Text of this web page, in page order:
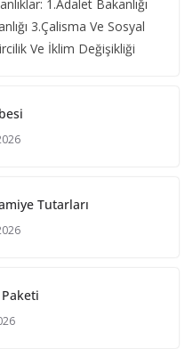
1.Adalet Bakanlığı
3.Çalisma Ve Sosyal
Ve İklim Değişikliği
Tutarları
Paketi